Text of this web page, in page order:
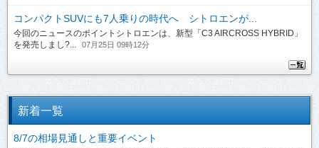
コンパクトSUVにも7人乗りの時代へ シトロエンが...
今回のニュースのポイントシトロエンは、新型「C3 AIRCROSS HYBRID」
を発売しまし?...
07月25日 09時12分
新着一覧
8/7の相場見通しと重要イベント